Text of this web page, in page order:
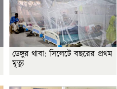
ডেঙ্গুর থাবা: সিলেটে বছরের প্রথম
মৃত্যু